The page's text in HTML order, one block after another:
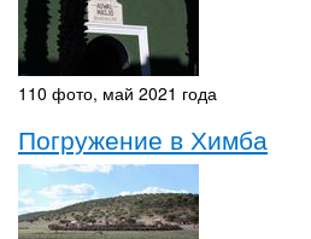
110 фото, май 2021 года
Погружение в Химба